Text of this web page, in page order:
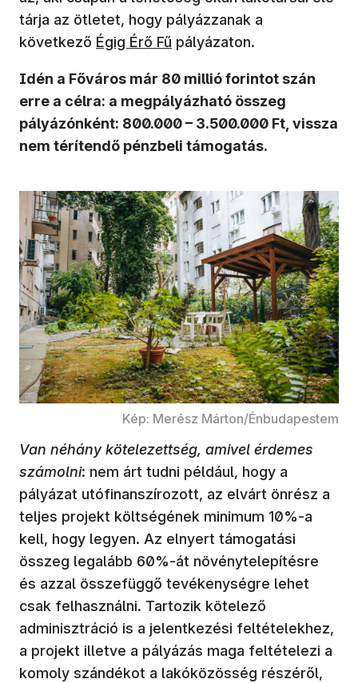
tárja az ötletet, hogy pályázzanak a
következő (új ablakban nyílik meg)
Égig Érő Fű pályázaton.
Idén a Főváros már 80 millió forintot szán
erre a célra: a megpályázható összeg
pályázónként: 800.000 – 3.500.000 Ft, vissza
nem térítendő pénzbeli támogatás.
Kép: Merész Márton/Énbudapestem
Van néhány kötelezettség, amivel érdemes
számolni: nem árt tudni például, hogy a
pályázat utófinanszírozott, az elvárt önrész a
teljes projekt költségének minimum 10%-a
kell, hogy legyen. Az elnyert támogatási
összeg legalább 60%-át növénytelepítésre
és azzal összefüggő tevékenységre lehet
csak felhasználni. Tartozik kötelező
adminisztráció is a jelentkezési feltételekhez,
a projekt illetve a pályázás maga feltételezi a
komoly szándékot a lakóközösség részéről,